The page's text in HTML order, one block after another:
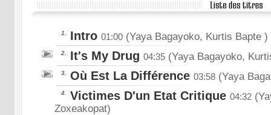
1. Intro 01:00 (Yaya Bagayoko, Kurtis Bapte )
2. It's My Drug 04:35 (Yaya Bagayoko,
3. Où Est La Différence 03:58 (Yaya
4. Victimes D'un Etat Critique 04:32
Zoxeakopat)